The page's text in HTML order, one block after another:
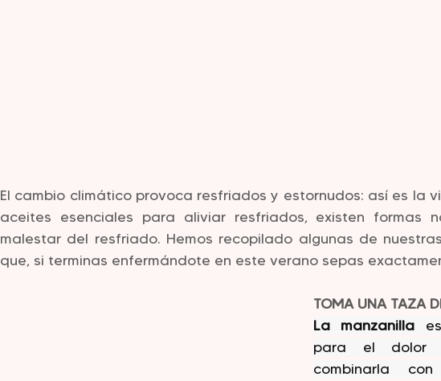
El cambio climático provoca resfriados y estornudos: así es la
aceites esenciales para aliviar resfriados, existen formas
malestar del resfriado. Hemos recopilado algunas de
que, si terminas enfermándote en este verano sepas
TOMA UNA TAZA
La manzanilla
para el dolor
combinarla